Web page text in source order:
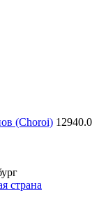
(Choroi) 12940.0
страна